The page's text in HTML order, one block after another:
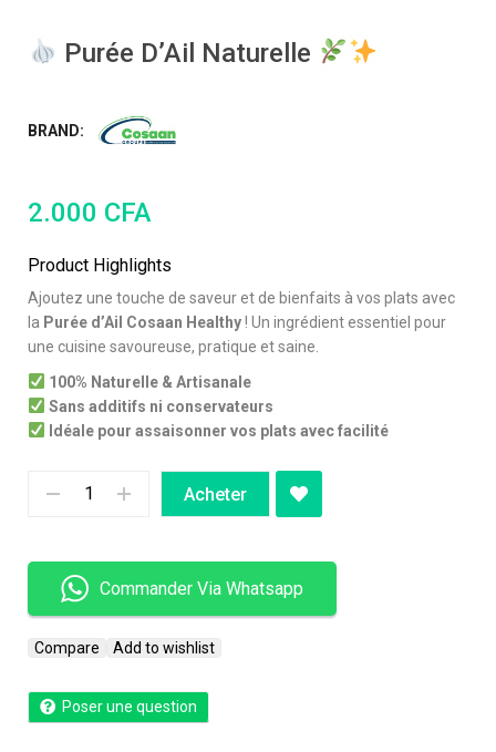
Purée D’Ail Naturelle
BRAND:
2.000 CFA
Product Highlights
Ajoutez une touche de saveur et de bienfaits à vos plats avec
la Purée d’Ail Cosaan Healthy! Un ingrédient essentiel pour
une cuisine savoureuse, pratique et saine.
100% Naturelle & Artisanale
Sans additifs ni conservateurs
Idéale pour assaisonner vos plats avec facilité
Acheter
Commander Via Whatsapp
Compare Add to wishlist
Poser une question